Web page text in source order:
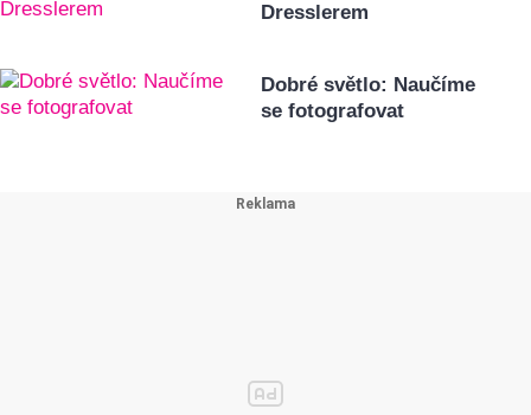
Dresslerem
Dobré světlo: Naučíme
se fotografovat